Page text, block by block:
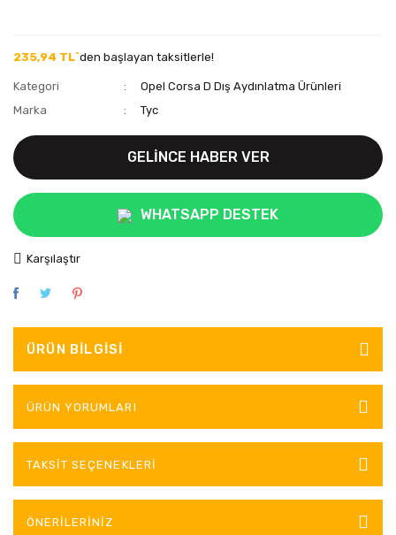
235,94 TL`den başlayan taksitlerle!
Kategori
Opel Corsa D Dış Aydınlatma Ürünleri
Marka
Tyc
GELİNCE HABER VER
WHATSAPP DESTEK
Karşılaştır
ÜRÜN BILGISI
ÜRÜN YORUMLARI
TAKSIT SEÇENEKLERI
ÖNERILERINIZ